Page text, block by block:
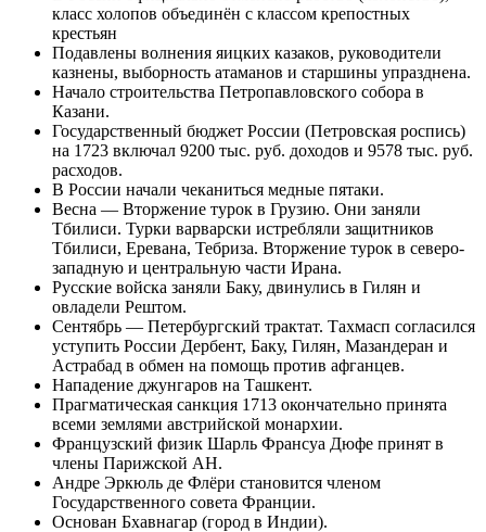
класс холопов объединён с классом крепостных
крестьян
Подавлены волнения яицких казаков, руководители
казнены, выборность атаманов и старшины упразднена.
Начало строительства Петропавловского собора в
Казани.
Государственный бюджет России (Петровская роспись)
на 1723 включал 9200 тыс. руб. доходов и 9578 тыс. руб.
расходов.
В России начали чеканиться медные пятаки.
Весна — Вторжение турок в Грузию. Они заняли
Тбилиси. Турки варварски истребляли защитников
Тбилиси, Еревана, Тебриза. Вторжение турок в северо-
западную и центральную части Ирана.
Русские войска заняли Баку, двинулись в Гилян и
овладели Рештом.
Сентябрь — Петербургский трактат. Тахмасп согласился
уступить России Дербент, Баку, Гилян, Мазандеран и
Астрабад в обмен на помощь против афганцев.
Нападение джунгаров на Ташкент.
Прагматическая санкция 1713 окончательно принята
всеми землями австрийской монархии.
Французский физик Шарль Франсуа Дюфе принят в
члены Парижской АН.
Андре Эркюль де Флёри становится членом
Государственного совета Франции.
Основан Бхавнагар (город в Индии).